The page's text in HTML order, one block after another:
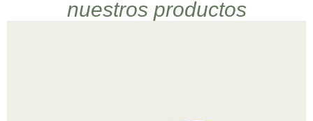
nuestros productos